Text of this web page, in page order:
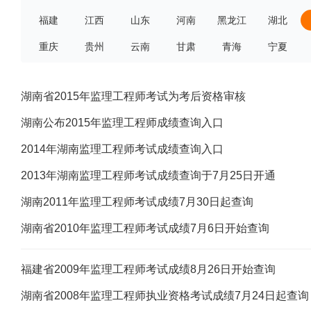
福建 江西 山东 河南 黑龙江 湖北
重庆 贵州 云南 甘肃 青海 宁夏
湖南省2015年监理工程师考试为考后资格审核
湖南公布2015年监理工程师成绩查询入口
2014年湖南监理工程师考试成绩查询入口
2013年湖南监理工程师考试成绩查询于7月25日开通
湖南2011年监理工程师考试成绩7月30日起查询
湖南省2010年监理工程师考试成绩7月6日开始查询
福建省2009年监理工程师考试成绩8月26日开始查询
湖南省2008年监理工程师执业资格考试成绩7月24日起查询